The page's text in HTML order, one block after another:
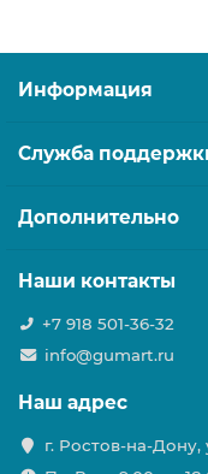
Информация
Служба
Дополнительно
Наши контакты
+7 918 501-36-32
info@gumart.ru
Наш адрес
г. Ростов-на-